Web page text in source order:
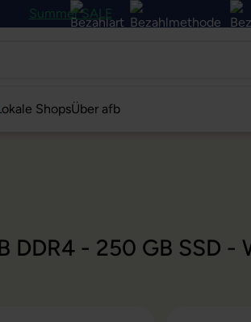
Summer SALE
ShopsÜber afb
- 250 GB SSD -